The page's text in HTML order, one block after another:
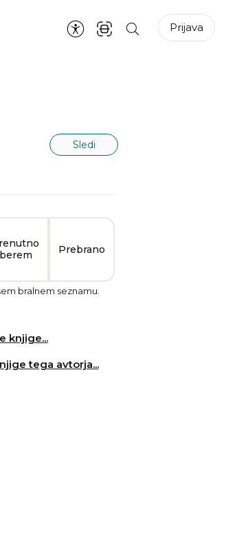
Prijava
Sledi
berem
Prebrano
bralnem seznamu.
knjige...
tega avtorja...